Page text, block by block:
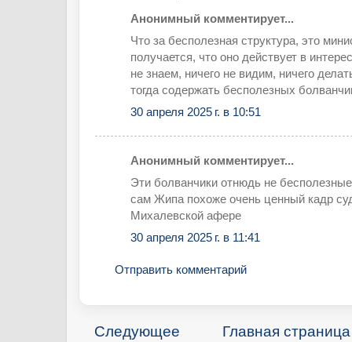
Анонимный комментирует...
Что за бесполезная структура, это
получается, что оно действует в
не знаем, ничего не видим, ничего
тогда содержать бесполезных
30 апреля 2025 г. в 10:51
Анонимный комментирует...
Эти болванчики отнюдь не бесполезные
сам Жипа похоже очень ценный кадр
Михалевской афере
30 апреля 2025 г. в 11:41
Отправить комментарий
Следующее Главная страница